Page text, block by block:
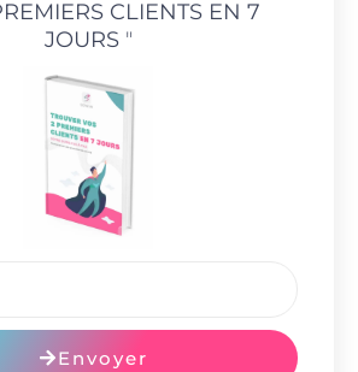
CLIENTS EN 7
JOURS"
Envoyer